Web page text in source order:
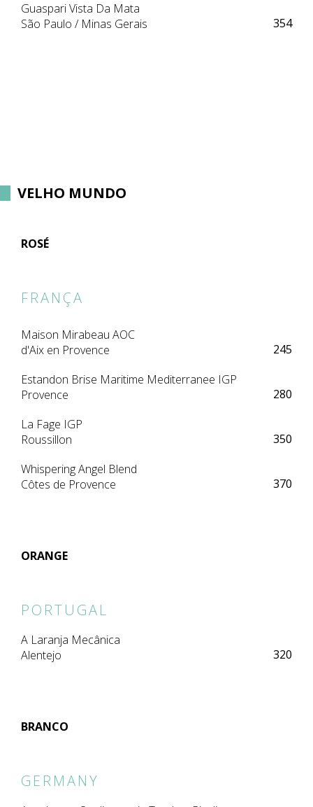
Guaspari Vista Da Mata
São Paulo / Minas Gerais
354
VELHO MUNDO
ROSÉ
FRANÇA
Maison Mirabeau AOC
d'Aix en Provence
245
Estandon Brise Maritime Mediterranee IGP
Provence
280
La Fage IGP
Roussillon
350
Whispering Angel Blend
Côtes de Provence
370
ORANGE
PORTUGAL
A Laranja Mecânica
Alentejo
320
BRANCO
GERMANY